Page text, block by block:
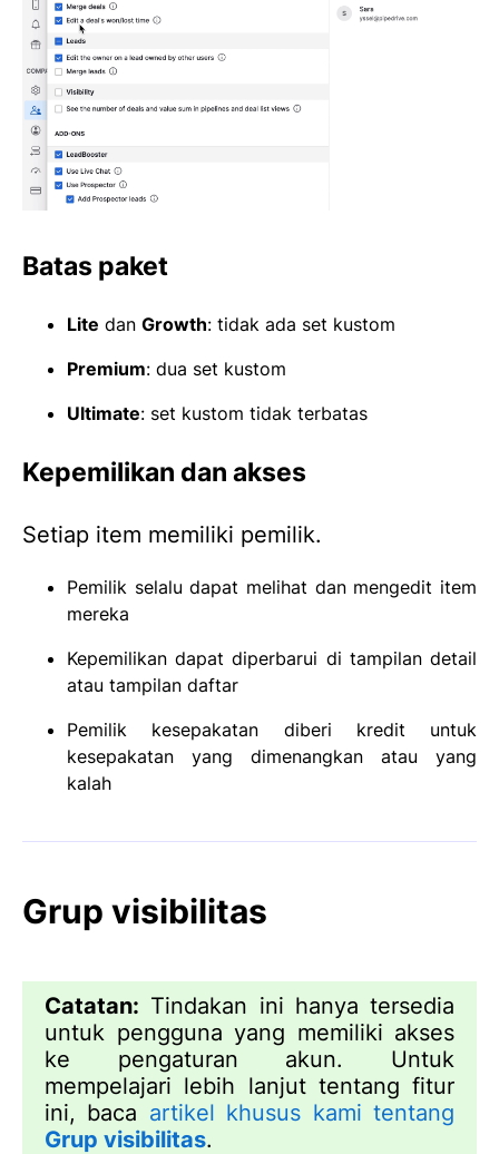
Batas paket
Lite dan Growth: tidak ada set kustom
Premium: dua set kustom
Ultimate: set kustom tidak terbatas
Kepemilikan dan akses
Setiap item memiliki pemilik.
Pemilik selalu dapat melihat dan mengedit item
mereka
Kepemilikan dapat diperbarui di tampilan detail
atau tampilan daftar
Pemilik kesepakatan diberi kredit untuk
kesepakatan yang dimenangkan atau yang
kalah
Grup visibilitas
Catatan: Tindakan ini hanya tersedia
untuk pengguna yang memiliki akses
ke pengaturan akun. Untuk
mempelajari lebih lanjut tentang fitur
ini, baca artikel khusus kami tentang
Grup visibilitas.